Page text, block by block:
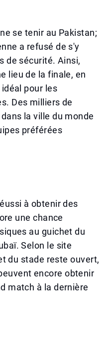
se tenir au Pakistan;
a refusé de s'y
de sécurité. Ainsi,
lieu de la finale, en
pour les
Des milliers de
la ville du monde
préférées
à obtenir des
une chance
au guichet du
Selon le site
du stade reste ouvert,
encore obtenir
match à la dernière